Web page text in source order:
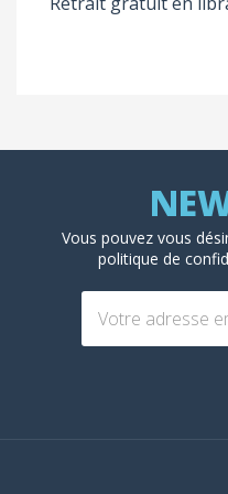
Vous pouvez vous
politique de